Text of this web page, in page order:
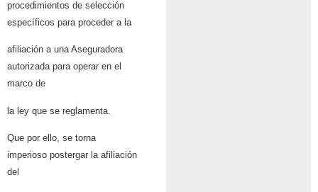
procedimientos de selección
específicos para proceder a la
afiliación a una Aseguradora
autorizada para operar en el
marco de
la ley que se reglamenta.
Que por ello, se torna
imperioso postergar la afiliación
del